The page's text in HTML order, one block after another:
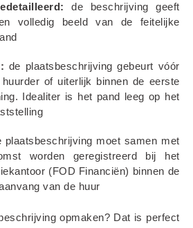
de beschrijving geeft
volledig beeld van de feitelijke
de plaatsbeschrijving gebeurt vóór
of uiterlijk binnen de eerste
Idealiter is het pand leeg op het
plaatsbeschrijving moet samen met
worden geregistreerd bij het
(FOD Financiën) binnen de
van de huur
opmaken? Dat is perfect